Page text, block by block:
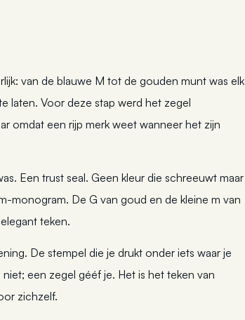
van de blauwe M tot de gouden munt was elk
laten. Voor deze stap werd het zegel
omdat een rijp merk weet wanneer het zijn
Een trust seal. Geen kleur die schreeuwt maar
monogram. De G van goud en de kleine m van
teken.
De stempel die je drukt onder iets waar je
een zegel gééf je. Het is het teken van
zichzelf.